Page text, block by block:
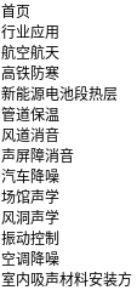
首页
行业应用
航空航天
高铁防寒
新能源电池段热层
管道保温
风道消音
声屏障消音
汽车降噪
场馆声学
风洞声学
振动控制
空调降噪
室内吸声材料安装方